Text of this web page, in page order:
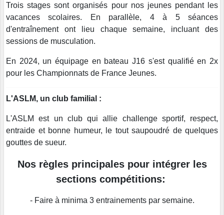
Trois stages sont organisés pour nos jeunes pendant les
vacances scolaires. En parallèle, 4 à 5 séances
d'entraînement ont lieu chaque semaine, incluant des
sessions de musculation.
En 2024, un équipage en bateau J16 s'est qualifié en 2x
pour les Championnats de France Jeunes.
L'ASLM, un club familial :
L'ASLM est un club qui allie challenge sportif, respect,
entraide et bonne humeur, le tout saupoudré de quelques
gouttes de sueur.
Nos règles principales pour intégrer les
sections compétitions:
- Faire à minima 3 entrainements par semaine.